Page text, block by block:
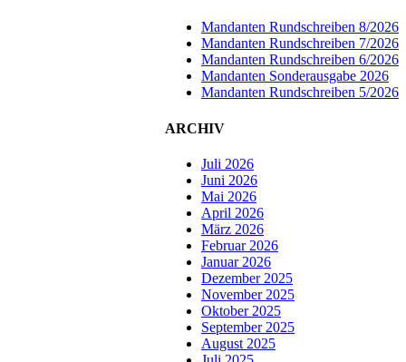
Mandanten Rundschreiben 8/2026
Mandanten Rundschreiben 7/2026
Mandanten Rundschreiben 6/2026
Mandanten Sonderausgabe 2026
Mandanten Rundschreiben 5/2026
ARCHIV
Juli 2026
Juni 2026
Mai 2026
April 2026
März 2026
Februar 2026
Januar 2026
Dezember 2025
November 2025
Oktober 2025
September 2025
August 2025